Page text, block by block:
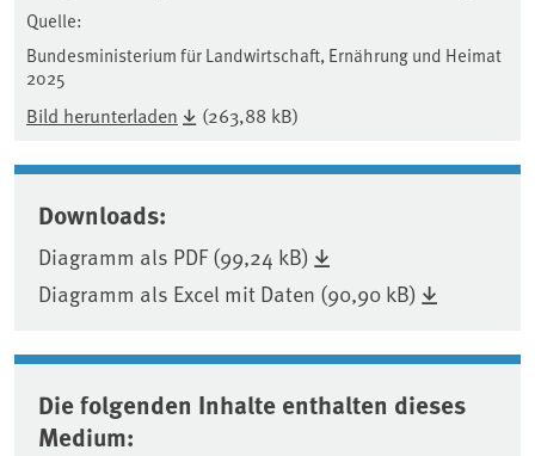
Quelle:
Bundesministerium für Landwirtschaft, Ernährung und Heimat
2025
Bild herunterladen (263,88 kB)
Downloads:
Diagramm als PDF (99,24 kB)
Diagramm als Excel mit Daten (90,90 kB)
Die folgenden Inhalte enthalten dieses
Medium: